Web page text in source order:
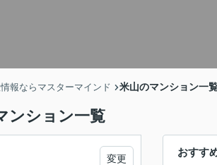
報ならマスターマインド 米山のマンション一
ンション一覧
おすす
変更